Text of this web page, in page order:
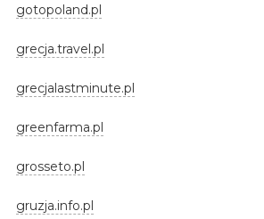
gotopoland.pl
grecja.travel.pl
grecjalastminute.pl
greenfarma.pl
grosseto.pl
gruzja.info.pl